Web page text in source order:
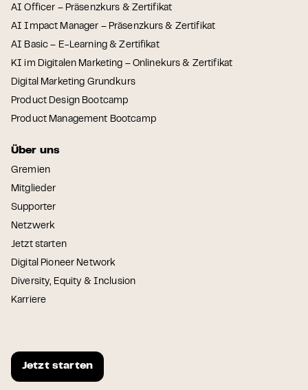
AI Officer – Präsenzkurs & Zertifikat
AI Impact Manager – Präsenzkurs & Zertifikat
AI Basic – E-Learning & Zertifikat
KI im Digitalen Marketing – Onlinekurs & Zertifikat
Digital Marketing Grundkurs
Product Design Bootcamp
Product Management Bootcamp
Über uns
Gremien
Mitglieder
Supporter
Netzwerk
Jetzt starten
Digital Pioneer Network
Diversity, Equity & Inclusion
Karriere
Jetzt starten